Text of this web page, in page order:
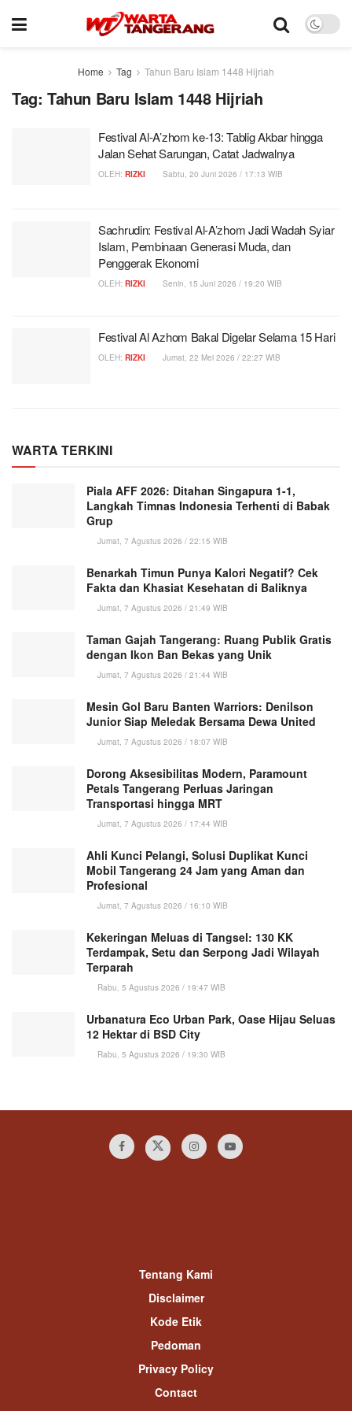
Home Tag Tahun Baru Islam 1448 Hijriah
Tag: Tahun Baru Islam 1448 Hijriah
Festival Al-A’zhom ke-13: Tablig Akbar hingga
Jalan Sehat Sarungan, Catat Jadwalnya
OLEH: RIZKI Sabtu, 20 Juni 2026 / 17:13 WIB
Sachrudin: Festival Al-A’zhom Jadi Wadah Syiar
Islam, Pembinaan Generasi Muda, dan
Penggerak Ekonomi
OLEH: RIZKI Senin, 15 Juni 2026 / 19:20 WIB
Festival Al Azhom Bakal Digelar Selama 15 Hari
OLEH: RIZKI Jumat, 22 Mei 2026 / 22:27 WIB
WARTA TERKINI
Piala AFF 2026: Ditahan Singapura 1-1,
Langkah Timnas Indonesia Terhenti di Babak
Grup
Jumat, 7 Agustus 2026 / 22:15 WIB
Benarkah Timun Punya Kalori Negatif? Cek
Fakta dan Khasiat Kesehatan di Baliknya
Jumat, 7 Agustus 2026 / 21:49 WIB
Taman Gajah Tangerang: Ruang Publik Gratis
dengan Ikon Ban Bekas yang Unik
Jumat, 7 Agustus 2026 / 21:44 WIB
Mesin Gol Baru Banten Warriors: Denilson
Junior Siap Meledak Bersama Dewa United
Jumat, 7 Agustus 2026 / 18:07 WIB
Dorong Aksesibilitas Modern, Paramount
Petals Tangerang Perluas Jaringan
Transportasi hingga MRT
Jumat, 7 Agustus 2026 / 17:44 WIB
Ahli Kunci Pelangi, Solusi Duplikat Kunci
Mobil Tangerang 24 Jam yang Aman dan
Profesional
Jumat, 7 Agustus 2026 / 16:10 WIB
Kekeringan Meluas di Tangsel: 130 KK
Terdampak, Setu dan Serpong Jadi Wilayah
Terparah
Rabu, 5 Agustus 2026 / 19:47 WIB
Urbanatura Eco Urban Park, Oase Hijau Seluas
12 Hektar di BSD City
Rabu, 5 Agustus 2026 / 19:30 WIB
Tentang Kami
Disclaimer
Kode Etik
Pedoman
Privacy Policy
Contact